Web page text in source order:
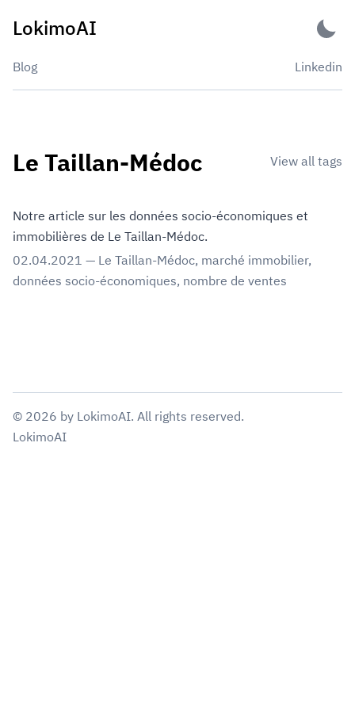
LokimoAI
Blog Linkedin
Le Taillan-Médoc View all tags
Notre article sur les données socio-économiques et
immobilières de Le Taillan-Médoc.
02.04.2021 — Le Taillan-Médoc, marché immobilier,
données socio-économiques, nombre de ventes
© 2026 by LokimoAI. All rights reserved.
LokimoAI